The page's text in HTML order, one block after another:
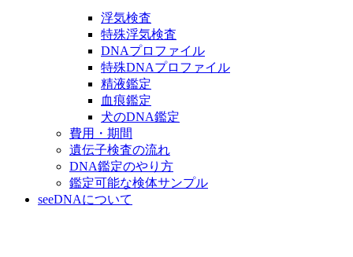
浮気検査
特殊浮気検査
DNAプロファイル
特殊DNAプロファイル
精液鑑定
血痕鑑定
犬のDNA鑑定
費用・期間
遺伝子検査の流れ
DNA鑑定のやり方
鑑定可能な検体サンプル
seeDNAについて